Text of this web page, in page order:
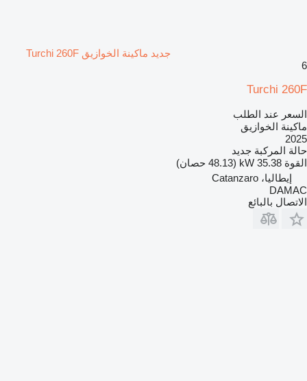
جديد ماكينة الخوازيق Turchi 260F
6
Turchi 260F
السعر عند الطلب
ماكينة الخوازيق
2025
حالة المركبة جديد
القوة 35.38 kW (48.13 حصان)
إيطاليا، Catanzaro
DAMAC
الاتصال بالبائع